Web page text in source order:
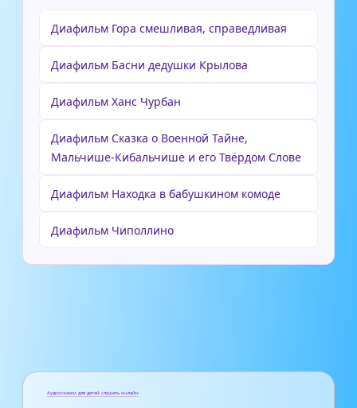
Диафильм Гора смешливая, справедливая
Диафильм Басни дедушки Крылова
Диафильм Ханс Чурбан
Диафильм Сказка о Военной Тайне,
Мальчише-Кибальчише и его Твёрдом Слове
Диафильм Находка в бабушкином комоде
Диафильм Чиполлино
Аудиосказки для детей слушать онлайн